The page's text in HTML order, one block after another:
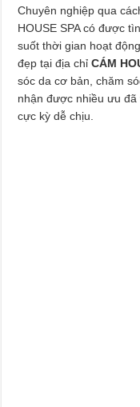
Chuyên nghiệp qua
HOUSE SPA có được
suốt thời gian hoạt
đẹp tại địa chỉCÁM
sóc da cơ bản, chăm
nhận được nhiều ưu
cực kỳ dễ chịu.